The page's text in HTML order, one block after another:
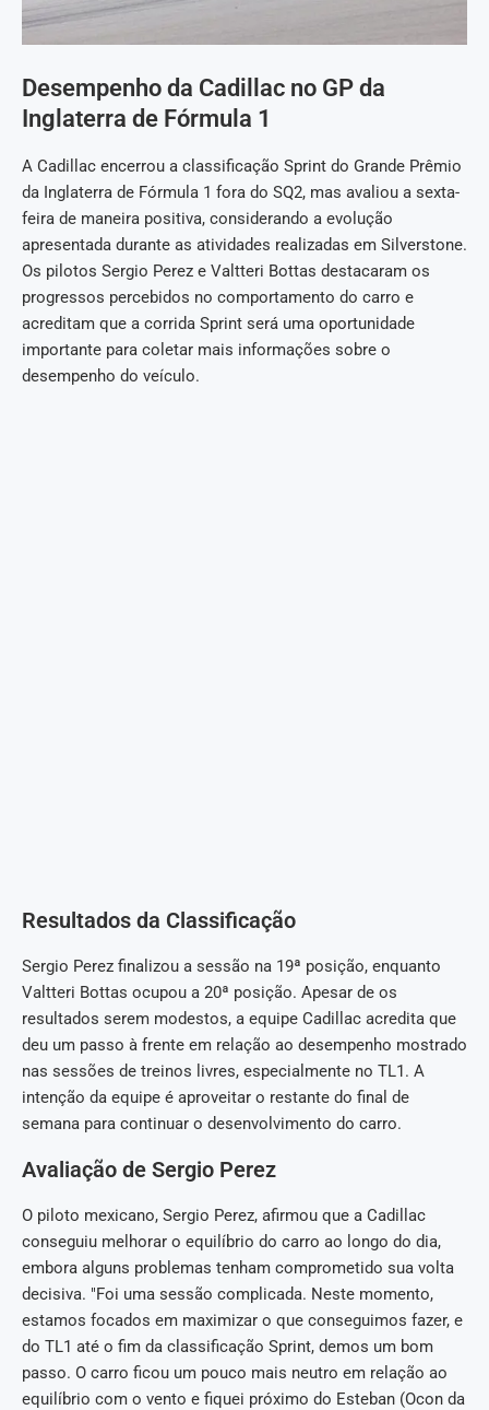
Desempenho da Cadillac no GP da
Inglaterra de Fórmula 1
A Cadillac encerrou a classificação Sprint do Grande Prêmio
da Inglaterra de Fórmula 1 fora do SQ2, mas avaliou a sexta-
feira de maneira positiva, considerando a evolução
apresentada durante as atividades realizadas em Silverstone.
Os pilotos Sergio Perez e Valtteri Bottas destacaram os
progressos percebidos no comportamento do carro e
acreditam que a corrida Sprint será uma oportunidade
importante para coletar mais informações sobre o
desempenho do veículo.
Resultados da Classificação
Sergio Perez finalizou a sessão na 19ª posição, enquanto
Valtteri Bottas ocupou a 20ª posição. Apesar de os
resultados serem modestos, a equipe Cadillac acredita que
deu um passo à frente em relação ao desempenho mostrado
nas sessões de treinos livres, especialmente no TL1. A
intenção da equipe é aproveitar o restante do final de
semana para continuar o desenvolvimento do carro.
Avaliação de Sergio Perez
O piloto mexicano, Sergio Perez, afirmou que a Cadillac
conseguiu melhorar o equilíbrio do carro ao longo do dia,
embora alguns problemas tenham comprometido sua volta
decisiva. "Foi uma sessão complicada. Neste momento,
estamos focados em maximizar o que conseguimos fazer, e
do TL1 até o fim da classificação Sprint, demos um bom
passo. O carro ficou um pouco mais neutro em relação ao
equilíbrio com o vento e fiquei próximo do Esteban (Ocon da